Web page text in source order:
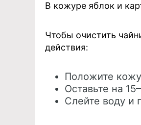
В кожуре яблок и
Чтобы очистить
действия:
Положите
Оставьте на
Слейте воду и